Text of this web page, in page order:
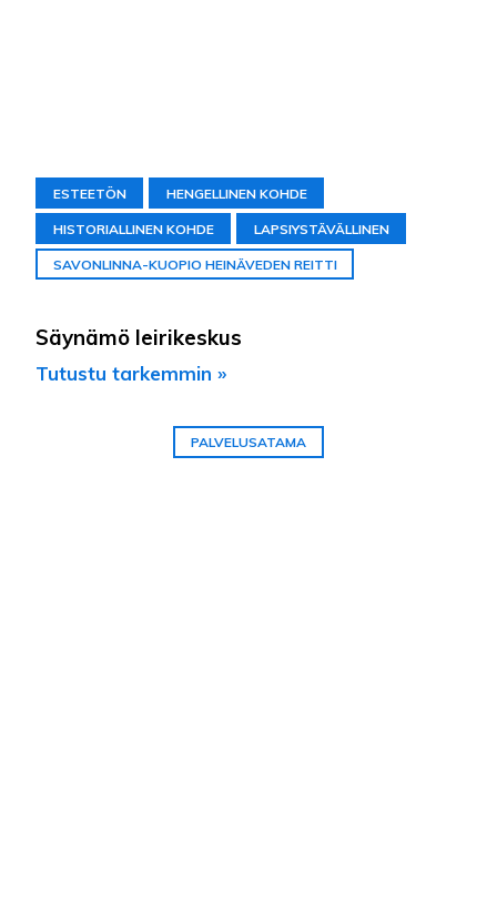
ESTEETÖN HENGELLINEN KOHDE
HISTORIALLINEN KOHDE LAPSIYSTÄVÄLLINEN
SAVONLINNA-KUOPIO HEINÄVEDEN REITTI
Säynämö leirikeskus
Tutustu tarkemmin »
PALVELUSATAMA